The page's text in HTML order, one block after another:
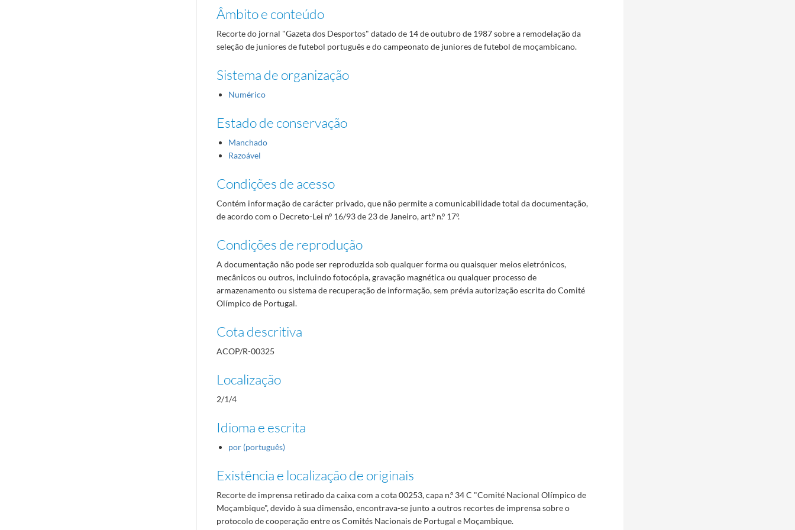
Âmbito e conteúdo
Recorte do jornal "Gazeta dos Desportos" datado de 14 de outubro de 1987 sobre a remodelação da
seleção de juniores de futebol português e do campeonato de juniores de futebol de moçambicano.
Sistema de organização
Numérico
Estado de conservação
Manchado
Razoável
Condições de acesso
Contém informação de carácter privado, que não permite a comunicabilidade total da documentação,
de acordo com o Decreto-Lei nº 16/93 de 23 de Janeiro, art.º n.º 17º.
Condições de reprodução
A documentação não pode ser reproduzida sob qualquer forma ou quaisquer meios eletrónicos,
mecânicos ou outros, incluindo fotocópia, gravação magnética ou qualquer processo de
armazenamento ou sistema de recuperação de informação, sem prévia autorização escrita do Comité
Olímpico de Portugal.
Cota descritiva
ACOP/R-00325
Localização
2/1/4
Idioma e escrita
por (português)
Existência e localização de originais
Recorte de imprensa retirado da caixa com a cota 00253, capa n.º 34 C "Comité Nacional Olímpico de
Moçambique", devido à sua dimensão, encontrava-se junto a outros recortes de imprensa sobre o
protocolo de cooperação entre os Comités Nacionais de Portugal e Moçambique.